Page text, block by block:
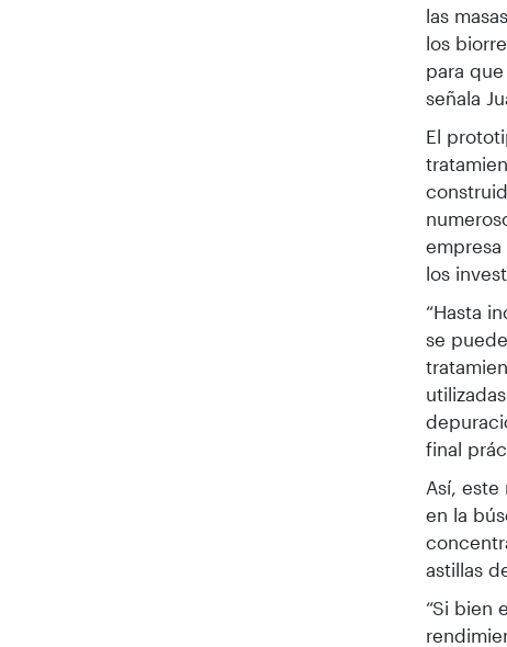
las
los
para
señala
El
empresa
los
“Hasta
se
final
Así, este
en la
astillas
“Si bien